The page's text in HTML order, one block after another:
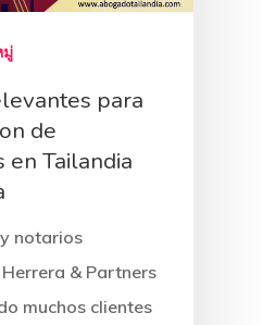
มู่
para
de
en Tailandia
notarios
& Partners
muchos clientes
H&P Or Herrera And
Principal
Sobre